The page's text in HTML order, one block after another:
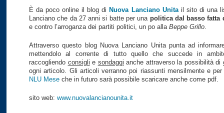
È da poco online il blog di Nuova Lanciano Unitail sito di una
Lanciano che da 27 anni si batte per una politica dal basso fatta
e contro l’arroganza dei partiti politici, un po alla Beppe Grillo.
Attraverso questo blog Nuova Lanciano Unita punta ad
mettendolo al corrente di tutto quello che succede in
raccogliendo consigli e sondaggi anche attraverso la possibilità di
ogni articolo. Gli articoli verranno poi riassunti mensilmente e
NLU Mese che in futuro sarà possibile scaricare anche come pdf.
sito web: www.nuovalancianounita.it